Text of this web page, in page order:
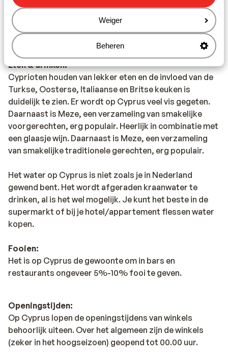
Weiger
Beheren
Alarmnummer:
Het alarmnummer op Cyprus voor de politie,
ambulance of brandweer is 112.
Eten & drinken:
Cyprioten houden van lekker eten en de invloed van de
Turkse, Oosterse, Italiaanse en Britse keuken is
duidelijk te zien. Er wordt op Cyprus veel vis gegeten.
Daarnaast is Meze, een verzameling van smakelijke
voorgerechten, erg populair. Heerlijk in combinatie met
een glaasje wijn. Daarnaast is Meze, een verzameling
van smakelijke traditionele gerechten, erg populair.
Het water op Cyprus is niet zoals je in Nederland
gewend bent. Het wordt afgeraden kraanwater te
drinken, al is het wel mogelijk. Je kunt het beste in de
supermarkt of bij je hotel/appartement flessen water
kopen.
Fooien:
Het is op Cyprus de gewoonte om in bars en
restaurants ongeveer 5%-10% fooi te geven.
Openingstijden:
Op Cyprus lopen de openingstijdens van winkels
behoorlijk uiteen. Over het algemeen zijn de winkels
(zeker in het hoogseizoen) geopend tot 00.00 uur.